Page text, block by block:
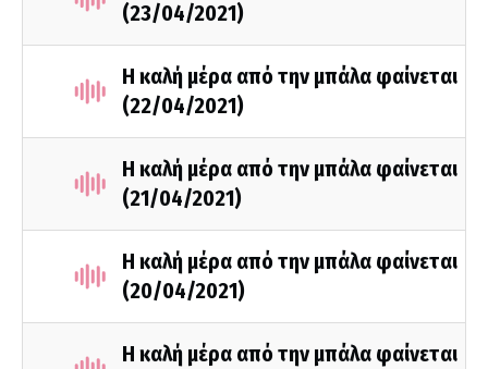
(23/04/2021)
Η καλή μέρα από την μπάλα φαίνεται
(22/04/2021)
Η καλή μέρα από την μπάλα φαίνεται
(21/04/2021)
Η καλή μέρα από την μπάλα φαίνεται
(20/04/2021)
Η καλή μέρα από την μπάλα φαίνεται